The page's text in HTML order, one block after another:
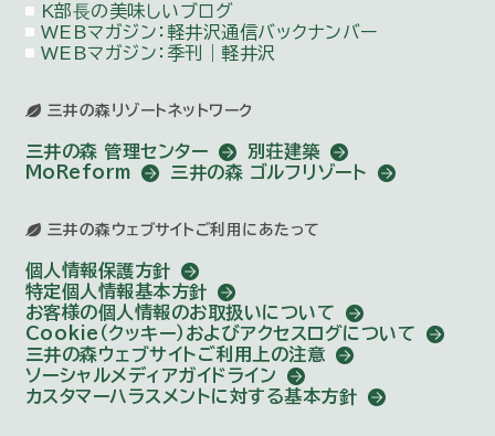
K部⻑の美味しいブログ
WEBマガジン： 軽井沢通信バックナンバー
WEBマガジン：季刊｜軽井沢
三井の森リゾートネットワーク
三井の森 管理センター
別荘建築
MoReform
三井の森 ゴルフリゾート
三井の森ウェブサイトご利用にあたって
個人情報保護方針
特定個人情報基本方針
お客様の個人情報のお取扱いについて
Cookie（クッキー）およびアクセスログについて
三井の森ウェブサイトご利用上の注意
ソーシャルメディアガイドライン
カスタマーハラスメントに対する基本方針